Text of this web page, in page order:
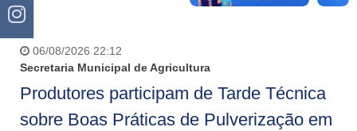
06/08/2026 22:12
Secretaria Municipal de Agricultura
Produtores participam de Tarde Técnica
sobre Boas Práticas de Pulverização em